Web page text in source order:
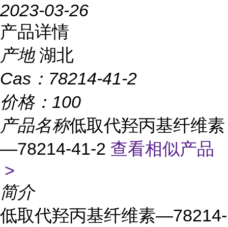
2023-03-26
产品详情
产地 湖北
Cas： 78214-41-2
价格： 100
产品名称低取代羟丙基纤维素
—78214-41-2 查看相似产品
>
简介
低取代羟丙基纤维素—78214-